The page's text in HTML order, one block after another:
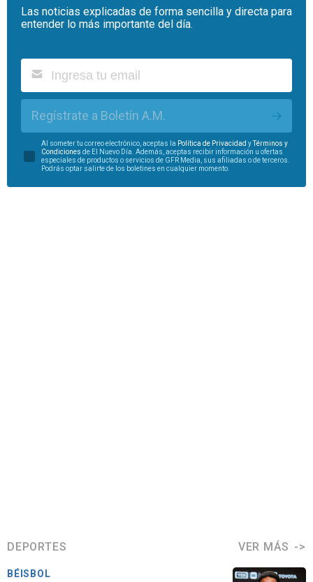
Las noticias explicadas de forma sencilla y directa para
entender lo más importante del día.
Regístrate a Boletín A.M.
Al someter tu correo electrónico, aceptas la Política de Privacidad yTérminos y
Condiciones de El Nuevo Día. Además, aceptas recibir información u ofertas
especiales de productos o servicios de GFR Media, sus afiliadas o de terceros.
Podrás optar salirte de los boletines en cualquier momento.
DEPORTES VER MÁS
BÉISBOL